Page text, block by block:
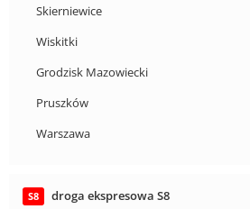
Skierniewice
Wiskitki
Grodzisk Mazowiecki
Pruszków
Warszawa
S8
droga ekspresowa S8